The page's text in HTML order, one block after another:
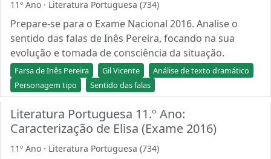
11º Ano · Literatura Portuguesa (734)
Prepare-se para o Exame Nacional 2016. Analise o
sentido das falas de Inês Pereira, focando na sua
evolução e tomada de consciência da situação.
Farsa de Inês Pereira Gil Vicente
Análise de texto dramático
Personagem tipo
Sentido das falas
Literatura Portuguesa 11.º Ano:
Caracterização de Elisa (Exame 2016)
11º Ano · Literatura Portuguesa (734)